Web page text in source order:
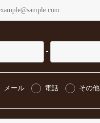
-
メール 電話 その他